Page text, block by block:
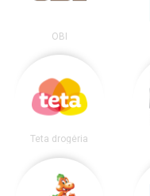
OBI
Teta drogéria